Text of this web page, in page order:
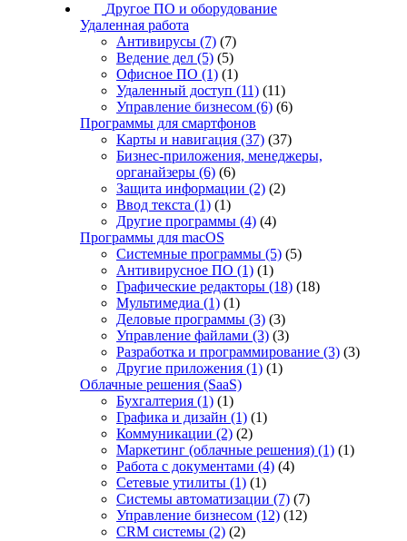
Другое ПО и оборудование
Удаленная работа
Антивирусы (7) (7)
Ведение дел (5) (5)
Офисное ПО (1) (1)
Удаленный доступ (11) (11)
Управление бизнесом (6) (6)
Программы для смартфонов
Карты и навигация (37) (37)
Бизнес-приложения, менеджеры,
органайзеры (6) (6)
Защита информации (2) (2)
Ввод текста (1) (1)
Другие программы (4) (4)
Программы для macOS
Системные программы (5) (5)
Антивирусное ПО (1) (1)
Графические редакторы (18) (18)
Мультимедиа (1) (1)
Деловые программы (3) (3)
Управление файлами (3) (3)
Разработка и программирование (3) (3)
Другие приложения (1) (1)
Облачные решения (SaaS)
Бухгалтерия (1) (1)
Графика и дизайн (1) (1)
Коммуникации (2) (2)
Маркетинг (облачные решения) (1) (1)
Работа с документами (4) (4)
Сетевые утилиты (1) (1)
Системы автоматизации (7) (7)
Управление бизнесом (12) (12)
CRM системы (2) (2)